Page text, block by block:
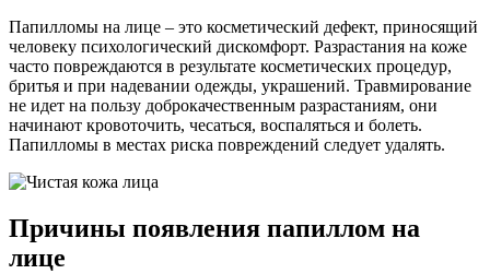
Папилломы на лице – это косметический дефект, приносящий
человеку психологический дискомфорт. Разрастания на коже
часто повреждаются в результате косметических процедур,
бритья и при надевании одежды, украшений. Травмирование
не идет на пользу доброкачественным разрастаниям, они
начинают кровоточить, чесаться, воспаляться и болеть.
Папилломы в местах риска повреждений следует удалять.
Причины появления папиллом на
лице